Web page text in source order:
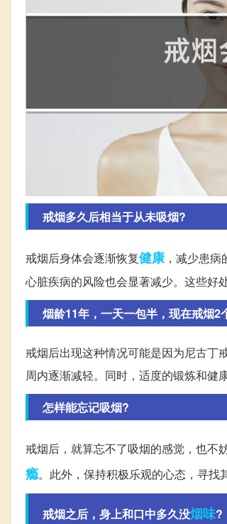
戒烟多久后相当于从未吸烟?
戒烟后身体会逐渐恢复健康，减少患病
心脏疾病的风险也会显著减少。这些好
烟龄11年，一天一包半，现在戒烟
戒烟后出现这种情况可能是因为尼古丁
周内逐渐减轻。同时，适度的锻炼和健
怎样能忘记吸烟?
戒烟后，就算忘不了吸烟的感觉，也不
瘾。此外，保持积极乐观的心态，寻找
戒烟之后，身上和口中多久没烟味?